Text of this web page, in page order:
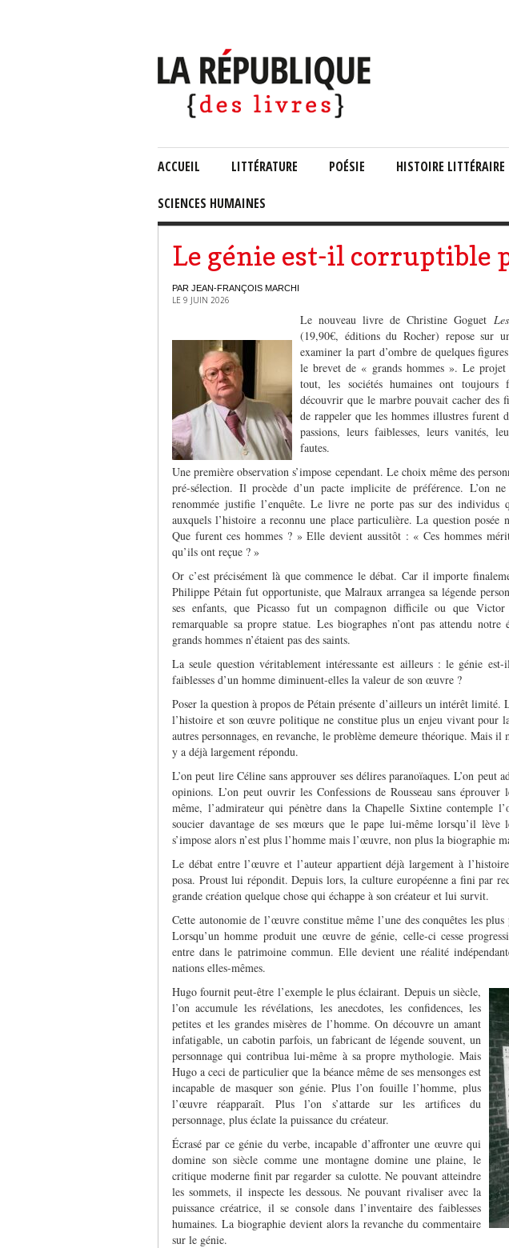
ACCUEIL LITTÉRATURE POÉSIE HISTOIRE LITTÉRAIRE
SCIENCES HUMAINES
Le génie est-il corruptible
PAR JEAN-FRANÇOIS MARCHI
LE 9 JUIN 2026
Le nouveau livre de Christine Goguet
(19,90€, éditions du Rocher) repose sur
examiner la part d’ombre de quelques
le brevet de « grands hommes ». Le projet
tout, les sociétés humaines ont toujours
découvrir que le marbre pouvait cacher des
de rappeler que les hommes illustres furent
passions, leurs faiblesses, leurs vanités,
fautes.
Une première observation s’impose cependant. Le choix même des
pré-sélection. Il procède d’un pacte implicite de préférence. L’on
renommée justifie l’enquête. Le livre ne porte pas sur des individus
auxquels l’histoire a reconnu une place particulière. La question
Que furent ces hommes ? » Elle devient aussitôt : « Ces hommes
qu’ils ont reçue ? »
Or c’est précisément là que commence le débat. Car il importe
Philippe Pétain fut opportuniste, que Malraux arrangea sa légende
ses enfants, que Picasso fut un compagnon difficile ou que
remarquable sa propre statue. Les biographes n’ont pas attendu
grands hommes n’étaient pas des saints.
La seule question véritablement intéressante est ailleurs : le génie
faiblesses d’un homme diminuent-elles la valeur de son œuvre ?
Poser la question à propos de Pétain présente d’ailleurs un intérêt limité.
l’histoire et son œuvre politique ne constitue plus un enjeu vivant pour
autres personnages, en revanche, le problème demeure théorique. Mais
y a déjà largement répondu.
L’on peut lire Céline sans approuver ses délires paranoïaques. L’on peut
opinions. L’on peut ouvrir les Confessions de Rousseau sans
même, l’admirateur qui pénètre dans la Chapelle Sixtine contemple
soucier davantage de ses mœurs que le pape lui-même lorsqu’il
s’impose alors n’est plus l’homme mais l’œuvre, non plus la biographie
Le débat entre l’œuvre et l’auteur appartient déjà largement à
posa. Proust lui répondit. Depuis lors, la culture européenne a fini par
grande création quelque chose qui échappe à son créateur et lui survit.
Cette autonomie de l’œuvre constitue même l’une des conquêtes les
Lorsqu’un homme produit une œuvre de génie, celle-ci cesse
entre dans le patrimoine commun. Elle devient une réalité
nations elles-mêmes.
Hugo fournit peut-être l’exemple le plus éclairant. Depuis un siècle,
l’on accumule les révélations, les anecdotes, les confidences, les
petites et les grandes misères de l’homme. On découvre un amant
infatigable, un cabotin parfois, un fabricant de légende souvent, un
personnage qui contribua lui-même à sa propre mythologie. Mais
Hugo a ceci de particulier que la béance même de ses mensonges est
incapable de masquer son génie. Plus l’on fouille l’homme, plus
l’œuvre réapparaît. Plus l’on s’attarde sur les artifices du
personnage, plus éclate la puissance du créateur.
Écrasé par ce génie du verbe, incapable d’affronter une œuvre qui
domine son siècle comme une montagne domine une plaine, le
critique moderne finit par regarder sa culotte. Ne pouvant atteindre
les sommets, il inspecte les dessous. Ne pouvant rivaliser avec la
puissance créatrice, il se console dans l’inventaire des faiblesses
humaines. La biographie devient alors la revanche du commentaire
sur le génie.